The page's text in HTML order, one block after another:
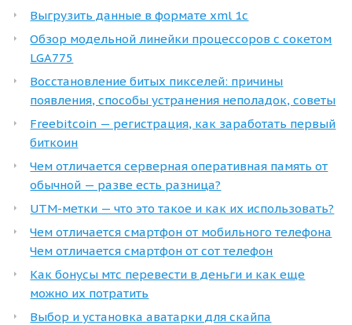
Выгрузить данные в формате xml 1с
Обзор модельной линейки процессоров с сокетом
LGA775
Восстановление битых пикселей: причины
появления, способы устранения неполадок, советы
Freebitcoin — регистрация, как заработать первый
биткоин
Чем отличается серверная оперативная память от
обычной — разве есть разница?
UTM-метки — что это такое и как их использовать?
Чем отличается смартфон от мобильного телефона
Чем отличается смартфон от сот телефон
Как бонусы мтс перевести в деньги и как еще
можно их потратить
Выбор и установка аватарки для скайпа